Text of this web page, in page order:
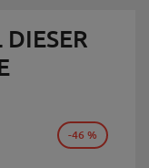
-46 %